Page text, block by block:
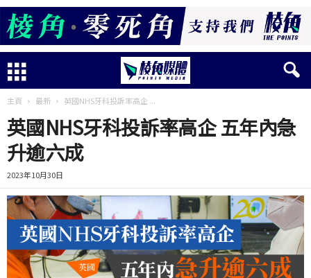
主頁 最新 英國NHS牙科投訴率高企 ...
英國NHS牙科投訴率高企 五年內急
升逾六成
2023年10月30日